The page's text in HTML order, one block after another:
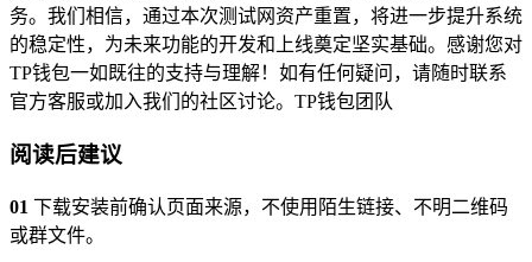
务。我们相信，通过本次测试网资产重置，将进一步提升系统
的稳定性，为未来功能的开发和上线奠定坚实基础。感谢您对
TP钱包一如既往的支持与理解！如有任何疑问，请随时联系
官方客服或加入我们的社区讨论。TP钱包团队
阅读后建议
01 下载安装前确认页面来源，不使用陌生链接、不明二维码
或群文件。